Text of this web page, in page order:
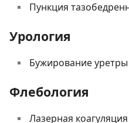
Пункция
Урология
Бужирование уретры
Флебология
Лазерная